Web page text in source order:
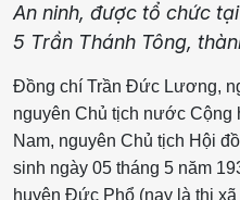
An ninh, được tổ chức
5 Trần Thánh Tông,
Đồng chí Trần Đức Lương,
nguyên Chủ tịch nước Cộng
Nam, nguyên Chủ tịch Hội
sinh ngày 05 tháng 5 năm
huyện Đức Phổ (nay là thị